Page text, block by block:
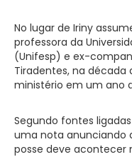
No lugar de Iriny
professora da
(Unifesp) e ex-
Tiradentes, na década
ministério em um ano
Segundo fontes
uma nota anunciando
posse deve acontecer